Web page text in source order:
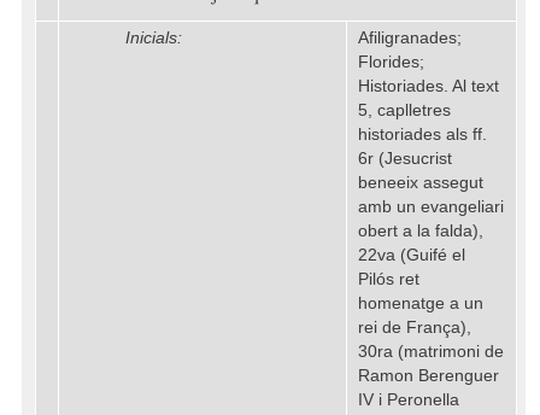
Inicials:
Afiligranades;
Florides;
Historiades. Al text
5, caplletres
historiades als ff.
6r (Jesucrist
beneeix assegut
amb un evangeliari
obert a la falda),
22va (Guifé el
Pilós ret
homenatge a un
rei de França),
30ra (matrimoni de
Ramon Berenguer
IV i Peronella